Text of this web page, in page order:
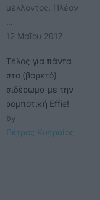
μέλλοντος. Πλέον
…
12 Μαΐου 2017
Τέλος για πάντα
στο (βαρετό)
σιδέρωμα με την
ρομποτική Effie!
by
Πέτρος Κυπραίος